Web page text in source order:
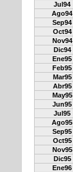
Jul94
Ago94
Sep94
Oct94
Nov94
Dic94
Ene95
Feb95
Mar95
Abr95
May95
Jun95
Jul95
Ago95
Sep95
Oct95
Nov95
Dic95
Ene96